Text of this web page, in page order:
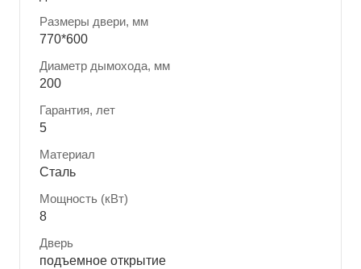
Размеры двери, мм
770*600
Диаметр дымохода, мм
200
Гарантия, лет
5
Материал
Сталь
Мощность (кВт)
8
Дверь
подъемное открытие